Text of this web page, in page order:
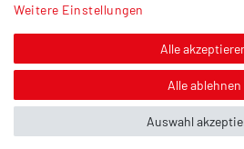
Hinweis zur Entsorgung von
Über uns
Weitere Einstellungen
Alle
Alle ablehnen
Auswahl